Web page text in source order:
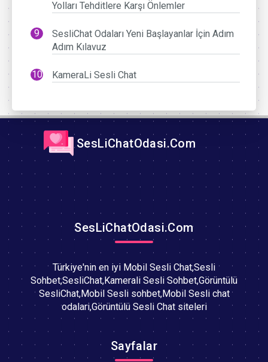
Yolları Tehditlere Karşı Önlemler
SesliChat Odaları Yeni Başlayanlar İçin Adım
Adım Kılavuz
KameraLi Sesli Chat
SesLiChatOdasi.Com
SesLiChatOdasi.Com
Türkiye'nin en iyi Mobil Sesli Chat,Sesli
Sohbet,SesliChat,Kamerali Sesli Sohbet,Görüntülü
SesliChat,Mobil Sesli sohbet,Mobil Sesli chat
odalari,Görüntülü Sesli Chat siteleri
Sayfalar